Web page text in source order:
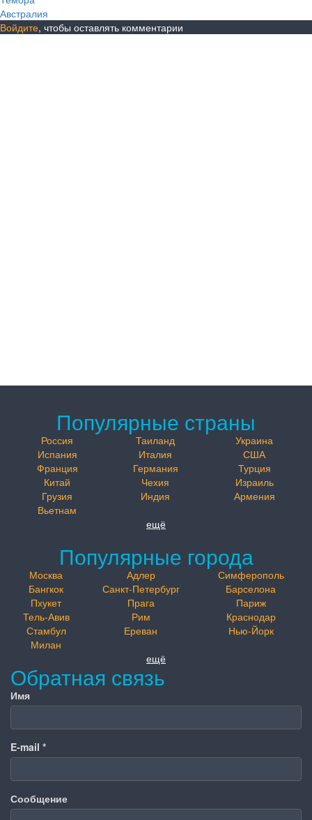
Австралия
Войдите, чтобы оставлять комментарии
Популярные страны
Россия Таиланд
Украина
Испания
Италия
США
Франция
Германия
Турция
Китай
Чехия
Израиль
Грузия
Индия
Армения
Вьетнам
ещё
Популярные города
Москва Адлер
Симферополь
Бангкок
Санкт-Петербург
Барселона
Пхукет
Прага
Париж
Тель-Авив
Рим
Краснодар
Стамбул
Ереван
Нью-Йорк
Милан
ещё
Обратная связь
Имя
E-mail *
Сообщение